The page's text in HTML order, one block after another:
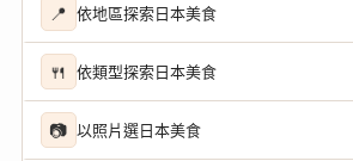
📍 依地區探索日本美食
🍴 依類型探索日本美食
📷 以照片選日本美食